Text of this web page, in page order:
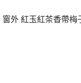
外 紅玉紅茶香帶梅